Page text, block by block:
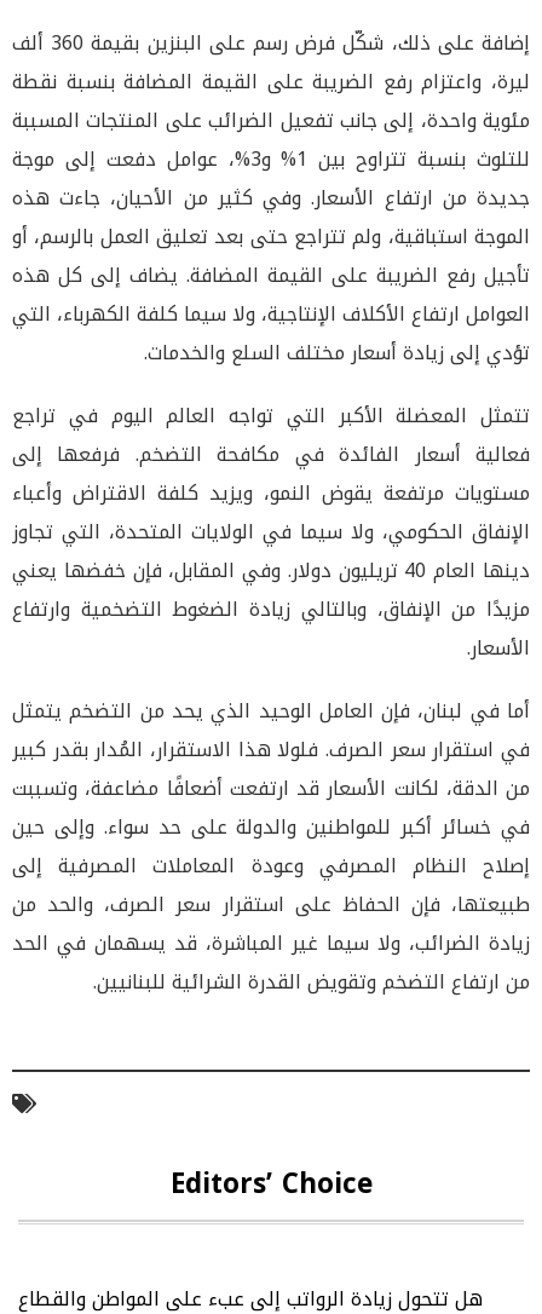
إضافة على ذلك، شكّل فرض رسم على البنزين بقيمة 360 ألف
ليرة، واعتزام رفع الضريبة على القيمة المضافة بنسبة نقطة
مئوية واحدة، إلى جانب تفعيل الضرائب على المنتجات المسببة
للتلوث بنسبة تتراوح بين 1% و3%، عوامل دفعت إلى موجة
جديدة من ارتفاع الأسعار. وفي كثير من الأحيان، جاءت هذه
الموجة استباقية، ولم تتراجع حتى بعد تعليق العمل بالرسم، أو
تأجيل رفع الضريبة على القيمة المضافة. يضاف إلى كل هذه
العوامل ارتفاع الأكلاف الإنتاجية، ولا سيما كلفة الكهرباء، التي
تؤدي إلى زيادة أسعار مختلف السلع والخدمات.
تتمثل المعضلة الأكبر التي تواجه العالم اليوم في تراجع
فعالية أسعار الفائدة في مكافحة التضخم. فرفعها إلى
مستويات مرتفعة يقوض النمو، ويزيد كلفة الاقتراض وأعباء
الإنفاق الحكومي، ولا سيما في الولايات المتحدة، التي تجاوز
دينها العام 40 تريليون دولار. وفي المقابل، فإن خفضها يعني
مزيدًا من الإنفاق، وبالتالي زيادة الضغوط التضخمية وارتفاع
الأسعار.
أما في لبنان، فإن العامل الوحيد الذي يحد من التضخم يتمثل
في استقرار سعر الصرف. فلولا هذا الاستقرار، المُدار بقدر كبير
من الدقة، لكانت الأسعار قد ارتفعت أضعافًا مضاعفة، وتسببت
في خسائر أكبر للمواطنين والدولة على حد سواء. وإلى حين
إصلاح النظام المصرفي وعودة المعاملات المصرفية إلى
طبيعتها، فإن الحفاظ على استقرار سعر الصرف، والحد من
زيادة الضرائب، ولا سيما غير المباشرة، قد يسهمان في الحد
من ارتفاع التضخم وتقويض القدرة الشرائية للبنانيين.
Editors’ Choice
هل تتحول زيادة الرواتب إلى عبء على المواطن والقطاع